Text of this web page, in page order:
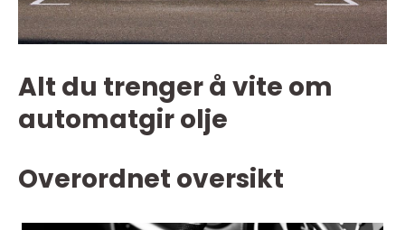
Alt du trenger å vite om
automatgir olje
Overordnet oversikt